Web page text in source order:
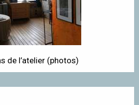
de l’atelier (photos)